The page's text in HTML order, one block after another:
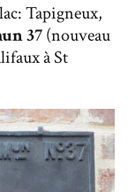
Tapigneux,
37(nouveau
à St